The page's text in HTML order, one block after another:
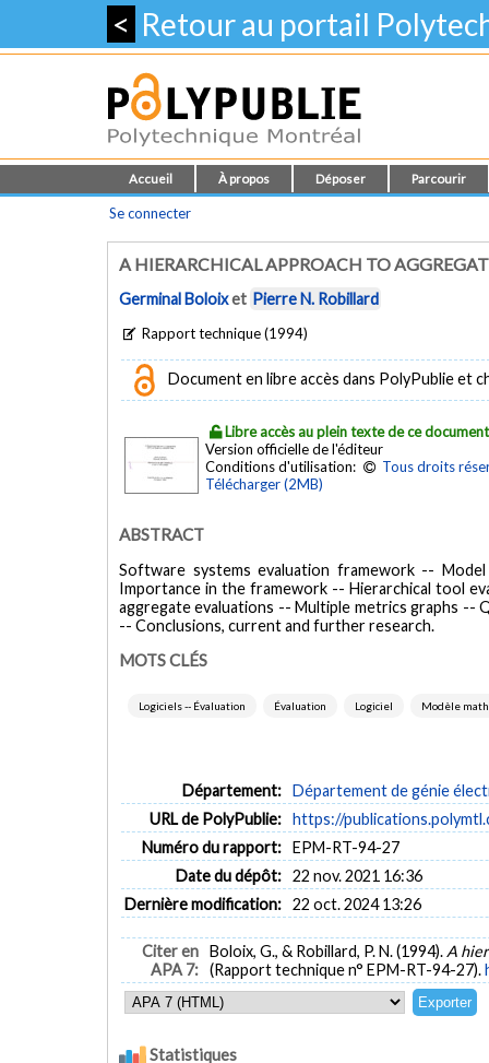
< Retour au portail
Accueil À propos Déposer Parcourir
Se connecter
A HIERARCHICAL APPROACH TO
Germinal Boloixet Pierre N. Robillard
Rapport technique (1994)
Document en libre accès dans PolyPublie et
Libre accès au plein texte de ce document
Version officielle de l'éditeur
Conditions d'utilisation:
Tous droits
Télécharger (2MB)
ABSTRACT
Software systems evaluation framework --
Importance in the framework -- Hierarchical tool
aggregate evaluations -- Multiple metrics graphs --
-- Conclusions, current and further research.
MOTS CLÉS
Logiciels -- Évaluation Évaluation Logiciel Modèle
Département: Département de génie
URL de PolyPublie: https://
Numéro du rapport: EPM-RT-94-27
Date du dépôt: 22 nov. 2021 16:36
Dernière modification: 22 oct. 2024 13:26
Citer en
APA 7:
Boloix, G., & Robillard, P. N. (1994). A
(Rapport technique n° EPM-RT-94-27).
Statistiques